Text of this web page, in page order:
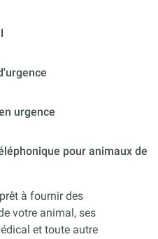
urgence
pour animaux de
à fournir des
votre animal, ses
et toute autre